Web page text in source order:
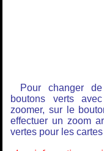
Pour changer
boutons verts
zoomer, sur le
effectuer un zoom
vertes pour les